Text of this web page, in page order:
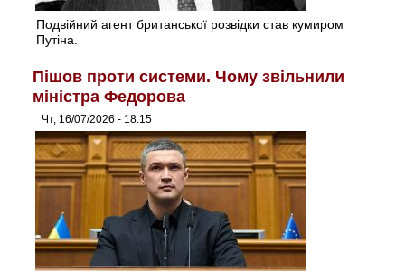
Подвійний агент британської розвідки став кумиром
Путіна.
Пішов проти системи. Чому звільнили
міністра Федорова
Чт, 16/07/2026 - 18:15